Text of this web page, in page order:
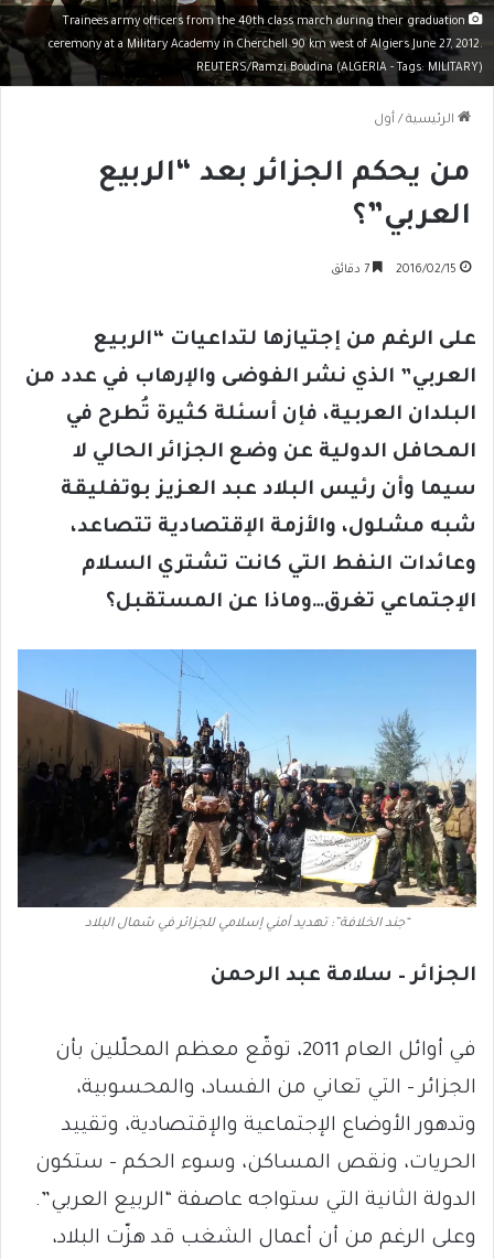
Trainees army officers from the 40th class march during their graduation
ceremony at a Military Academy in Cherchell 90 km west of Algiers June 27, 2012.
REUTERS/Ramzi Boudina (ALGERIA - Tags: MILITARY)
الرئيسية / أول
من يحكم الجزائر بعد “الربيع
العربي”؟
2016/02/15
على الرغم من إجتيازها لتداعيات “الربيع
العربي” الذي نشر الفوضى والإرهاب في عدد من
البلدان العربية، فإن أسئلة كثيرة تُطرح في
المحافل الدولية عن وضع الجزائر الحالي لا
سيما وأن رئيس البلاد عبد العزيز بوتفليقة
شبه مشلول، والأزمة الإقتصادية تتصاعد،
وعائدات النفط التي كانت تشتري السلام
الإجتماعي تغرق…وماذا عن المستقبل؟
“جند الخلافة”: تهديد أمني إسلامي للجزائر في شمال البلاد
الجزائر – سلامة عبد الرحمن
في أوائل العام 2011، توقّع معظم المحلّلين بأن
الجزائر – التي تعاني من الفساد، والمحسوبية،
وتدهور الأوضاع الإجتماعية والإقتصادية، وتقييد
الحريات، ونقص المساكن، وسوء الحكم – ستكون
الدولة الثانية التي ستواجه عاصفة “الربيع العربي”.
وعلى الرغم من أن أعمال الشغب قد هزّت البلاد،